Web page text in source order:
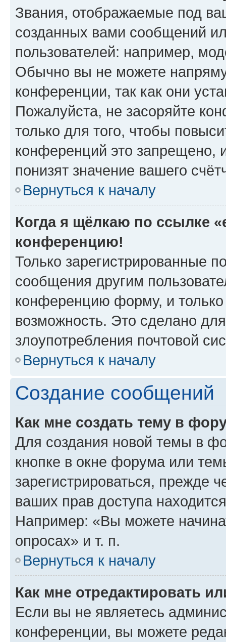
Звания, отображаемые под
созданных вами сообщений
пользователей: например,
Обычно вы не можете
конференции, так как они
Пожалуйста, не засоряйте
только для того, чтобы
конференций это запрещено,
понизят значение вашего
Вернуться к началу
Когда я щёлкаю по ссылке
конференцию!
Только зарегистрированные
сообщения другим
конференцию форму, и
возможность. Это сделано
злоупотребления почтовой
Вернуться к началу
Создание сообщений
Как мне создать тему в
Для создания новой темы в
кнопке в окне форума или
зарегистрироваться, прежде
ваших прав доступа
Например: «Вы можете
опросах» и т. п.
Вернуться к началу
Как мне отредактировать
Если вы не являетесь
конференции, вы можете